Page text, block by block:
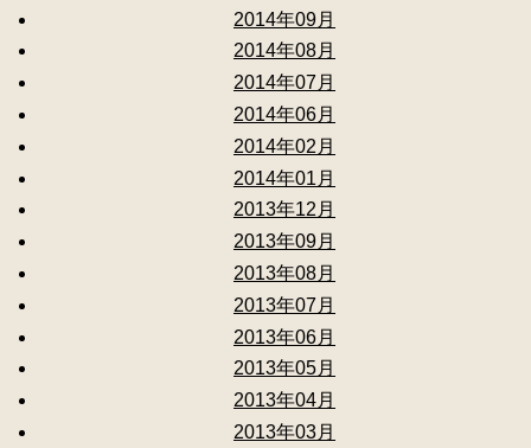
2014年09月
2014年08月
2014年07月
2014年06月
2014年02月
2014年01月
2013年12月
2013年09月
2013年08月
2013年07月
2013年06月
2013年05月
2013年04月
2013年03月